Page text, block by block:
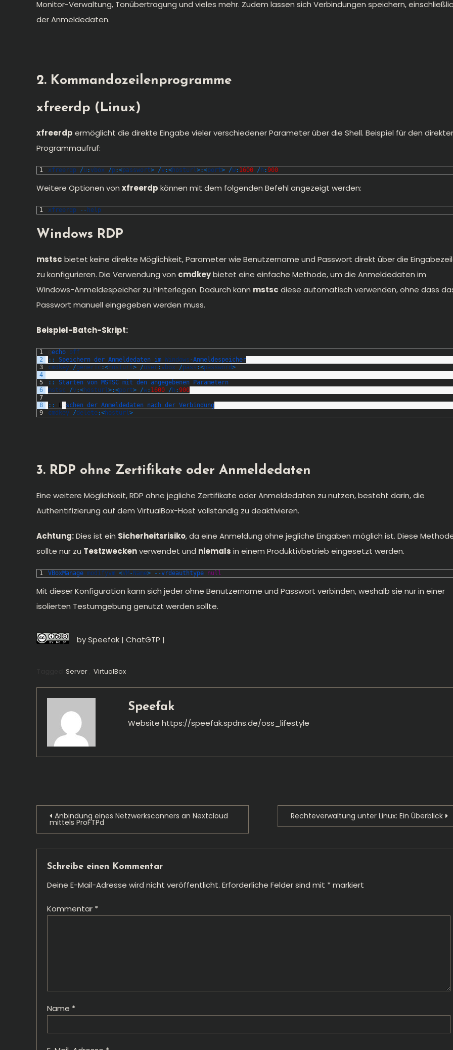
Monitor-Verwaltung, Tonübertragung und vieles mehr. Zudem lassen sich Verbindungen speichern,
der Anmeldedaten.
2. Kommandozeilenprogramme
xfreerdp (Linux)
xfreerdp ermöglicht die direkte Eingabe vieler verschiedener Parameter über die Shell. Beispiel für den
Programmaufruf:
1 xfreerdp /u : vbox /p:<passwort> /v:<hosturl>:<port> /w: 1600 / h :900
Weitere Optionen von xfreerdp können mit dem folgenden Befehl angezeigt werden:
1 xfreerdp -- help
Windows RDP
mstsc bietet keine direkte Möglichkeit, Parameter wie Benutzername und Passwort direkt über die
zu konfigurieren. Die Verwendung von cmdkeybietet eine einfache Methode, um die Anmeldedaten im
Windows-Anmeldespeicher zu hinterlegen. Dadurch kann mstsc diese automatisch verwenden, ohne dass
Passwort manuell eingegeben werden muss.
Beispiel-Batch-Skript:
1
2
3
4
5
6
7
8
9
echo off
::
Speichern der Anmeldedaten im Windows -Anmeldespeicher
cmdkey /generic :<hosturl> /user: vbox /pass :<password>
:: Starten von MSTSC mit den angegebenen
Parametern
mstsc
/v:<hosturl>:<port> /w: 1600 / h :900
:: Löschen der Anmeldedaten nach der Verbindung
cmdkey /delete:<hosturl>
3. RDP ohne Zertifikate oder Anmeldedaten
Eine weitere Möglichkeit, RDP ohne jegliche Zertifikate oder Anmeldedaten zu nutzen, besteht darin, die
Authentifizierung auf dem VirtualBox-Host vollständig zu deaktivieren.
Achtung:Dies ist ein Sicherheitsrisiko, da eine Anmeldung ohne jegliche Eingaben möglich ist. Diese
sollte nur zu Testzweckenverwendet und niemals in einem Produktivbetrieb eingesetzt werden.
1 VBoxManage modifyvm <VM - Name> --vrdeauthtype null
Mit dieser Konfiguration kann sich jeder ohne Benutzername und Passwort verbinden, weshalb sie nur in einer
isolierten Testumgebung genutzt werden sollte.
by Speefak | ChatGTP |
Server VirtualBox
Speefak
Website https://speefak.spdns.de/oss_lifestyle
Beitragsnavigation
Anbindung eines Netzwerkscanners an Nextcloud
mittels ProFTPd
Rechteverwaltung unter Linux: Ein Überblick
Schreibe einen Kommentar
Deine E-Mail-Adresse wird nicht veröffentlicht. Erforderliche Felder sind mit *markiert
Kommentar *
Name *